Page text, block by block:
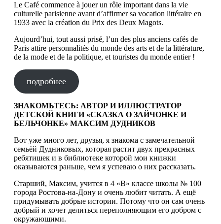
Le Café commence à jouer un rôle important dans la vie
culturelle parisienne avant d’affirmer sa vocation littéraire en
1933 avec la création du Prix des Deux Magots.
Aujourd’hui, tout aussi prisé, l’un des plus anciens cafés de
Paris attire personnalités du monde des arts et de la littérature,
de la mode et de la politique, et touristes du monde entier !
подробнее
ЗНАКОМЬТЕСЬ: АВТОР И ИЛЛЮСТРАТОР
ДЕТСКОЙ КНИГИ «СКАЗКА О ЗАЙЧОНКЕ И
БЕЛЬЧОНКЕ» МАКСИМ ДУДНИКОВ
Вот уже много лет, друзья, я знакома с замечательной
семьёй Дудниковых, которая растит двух прекрасных
ребятишек и в библиотеке которой мои книжки
оказываются раньше, чем я успеваю о них рассказать.
Старший, Максим, учится в 4 «В» классе школы № 100
города Ростова-на-Дону и очень любит читать. А ещё
придумывать добрые истории. Потому что он сам очень
добрый и хочет делиться переполняющим его добром с
окружающими.